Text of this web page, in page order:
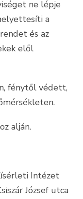
ne lépje
a
és az
elől
fénytől védett,
alján.
Intézet
József utca